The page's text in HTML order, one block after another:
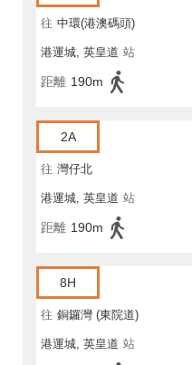
往 中環(港澳碼頭)
港運城, 英皇道 站
距離 190m
2A
往 灣仔北
港運城, 英皇道 站
距離 190m
8H
往 銅鑼灣 (東院道)
港運城, 英皇道 站